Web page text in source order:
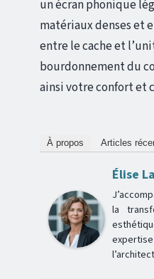
un écran phonique
matériaux denses et
entre le cache et
bourdonnement du
ainsi votre confort et
À propos Articles
Élise
la